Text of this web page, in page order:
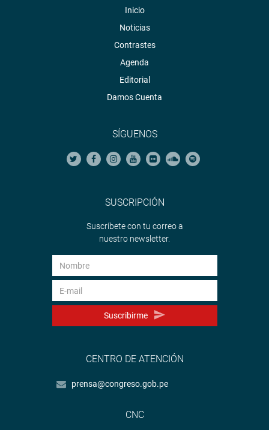
Inicio
Noticias
Contrastes
Agenda
Editorial
Damos Cuenta
SÍGUENOS
SUSCRIPCIÓN
Suscríbete con tu correo a
nuestro newsletter.
Suscribirme
CENTRO DE ATENCIÓN
prensa@congreso.gob.pe
CNC